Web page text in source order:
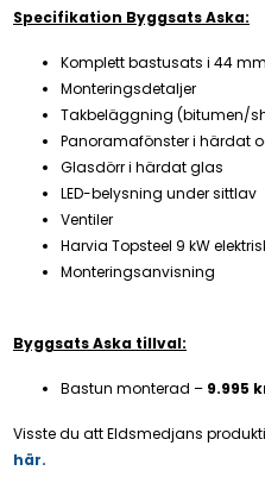
Specifikation Byggsats Aska:
Komplett bastusats i 44
Monteringsdetaljer
Takbeläggning (bitumen/
Panoramafönster i härdat
Glasdörr i härdat glas
LED-belysning under sittlav
Ventiler
Harvia Topsteel 9 kW
Monteringsanvisning
Byggsats Aska tillval:
Bastun monterad – 9.995
Visste du att Eldsmedjans
här.